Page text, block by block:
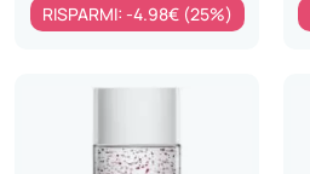
RISPARMI: -4.98€ (25%)